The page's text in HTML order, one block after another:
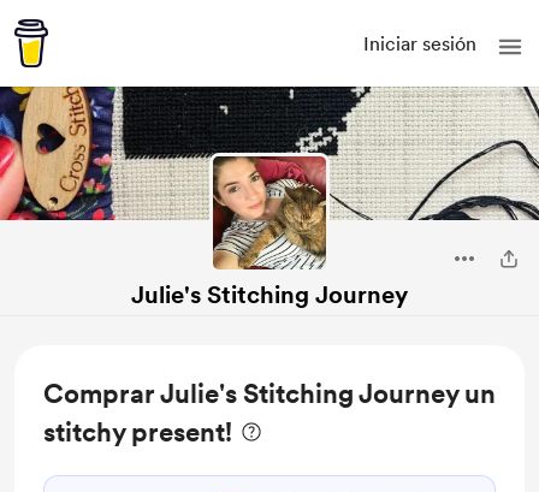
Iniciar sesión
Julie's Stitching Journey
Comprar Julie's Stitching Journey un
stitchy present!